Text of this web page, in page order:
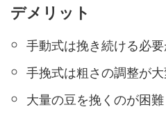
デメリット
手動式は挽き続ける必
手挽式は粗さの調整が
大量の豆を挽くのが困難